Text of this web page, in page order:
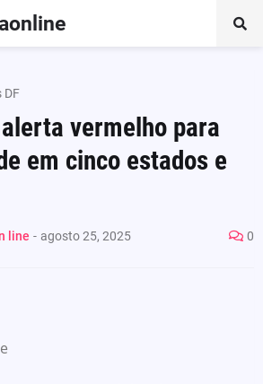
DF
vermelho para
em cinco estados e
line - agosto 25, 2025 0